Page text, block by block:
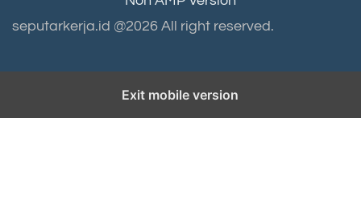
seputarkerja.id @2026 All right reserved.
Exit mobile version